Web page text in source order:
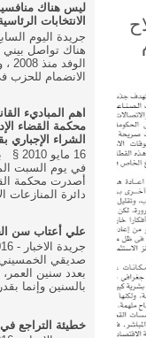
ليس هناك
الانتخابات الرئاسية
هناك تواصل
الانضمام للحزب في 2009 ولكن
اهم المباديء
محكمة القضاء
الشراء الإجباري
16
أصدرت محكمة
دائرة المنازعات
علي أعتاب سن
صديقي الخمسيني
بعدد سنين
بالسنين وإنما
خطيئة التراجع